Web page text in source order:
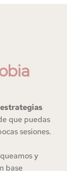
estrategias
que puedas
sesiones.
y
base